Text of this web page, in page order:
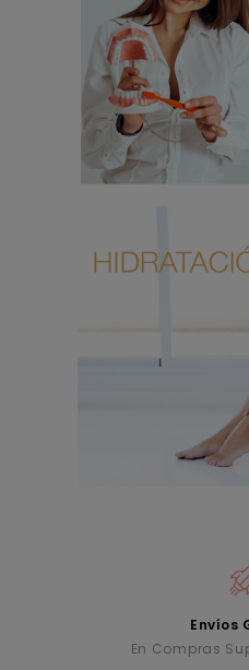
Envíos
En Compras